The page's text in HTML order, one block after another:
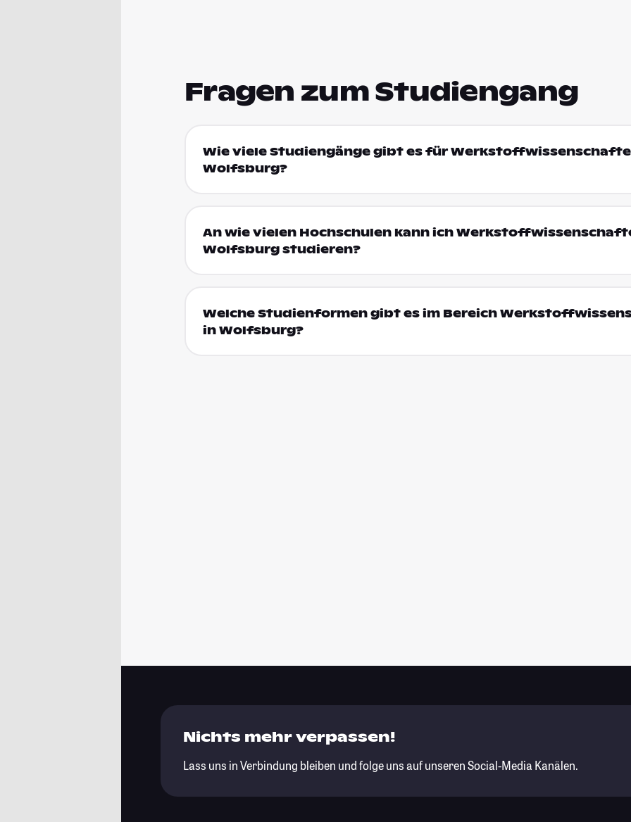
Fragen zum Studiengang
Wie viele Studiengänge gibt es für
Wolfsburg?
An wie vielen Hochschulen kann ich
Wolfsburg studieren?
Welche Studienformen gibt es im Bereich
in Wolfsburg?
Nichts mehr verpassen!
Lass uns in Verbindung bleiben und folge uns auf unseren Social-Media Kanälen.